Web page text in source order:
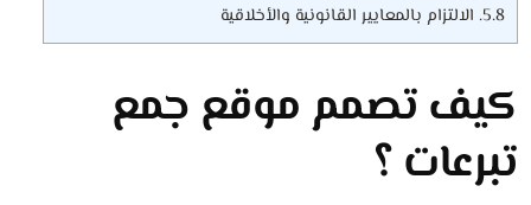
5.8. الالتزام بالمعايير القانونية والأخلاقية
كيف تصمم موقع جمع
تبرعات ؟